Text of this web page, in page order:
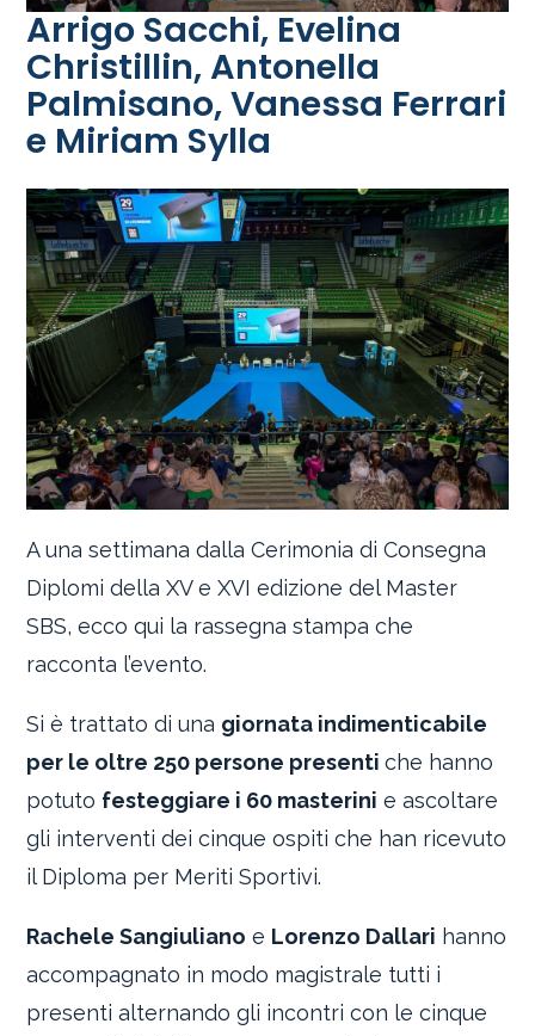
Arrigo Sacchi, Evelina
Christillin, Antonella
Palmisano, Vanessa Ferrari
e Miriam Sylla
A una settimana dalla Cerimonia di Consegna
Diplomi della XV e XVI edizione del Master
SBS, ecco qui la rassegna stampa che
racconta l’evento.
Si è trattato di una giornata indimenticabile
per le oltre 250 persone presentiche hanno
potuto festeggiare i 60 masterini e ascoltare
gli interventi dei cinque ospiti che han ricevuto
il Diploma per Meriti Sportivi.
Rachele Sangiuliano e Lorenzo Dallari hanno
accompagnato in modo magistrale tutti i
presenti alternando gli incontri con le cinque